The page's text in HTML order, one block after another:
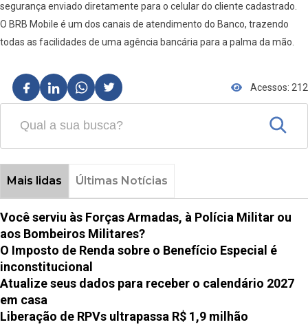
segurança enviado diretamente para o celular do cliente cadastrado.
O BRB Mobile é um dos canais de atendimento do Banco, trazendo
todas as facilidades de uma agência bancária para a palma da mão.
Acessos: 212
Mais lidas Últimas Notícias
Você serviu às Forças Armadas, à Polícia Militar ou
aos Bombeiros Militares?
O Imposto de Renda sobre o Benefício Especial é
inconstitucional
Atualize seus dados para receber o calendário 2027
em casa
Liberação de RPVs ultrapassa R$ 1,9 milhão